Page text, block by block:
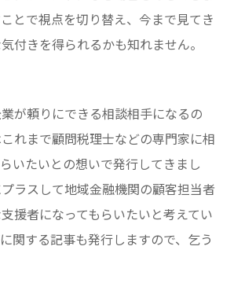
とで視点を切り替え、今まで見てき
付きを得られるかも知れません。
が頼りにできる相談相手になるの
れまで顧問税理士などの専門家に相
いたいとの想いで発行してきまし
ラスして地域金融機関の顧客担当者
援者になってもらいたいと考えてい
関する記事も発行しますので、乞う